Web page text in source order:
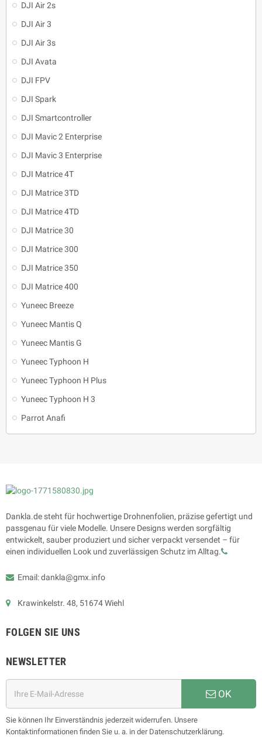
DJI Air 2s
DJI Air 3
DJI Air 3s
DJI Avata
DJI FPV
DJI Spark
DJI Smartcontroller
DJI Mavic 2 Enterprise
DJI Mavic 3 Enterprise
DJI Matrice 4T
DJI Matrice 3TD
DJI Matrice 4TD
DJI Matrice 30
DJI Matrice 300
DJI Matrice 350
DJI Matrice 400
Yuneec Breeze
Yuneec Mantis Q
Yuneec Mantis G
Yuneec Typhoon H
Yuneec Typhoon H Plus
Yuneec Typhoon H 3
Parrot Anafi
Dankla.de steht für hochwertige Drohnenfolien, präzise gefertigt und
passgenau für viele Modelle. Unsere Designs werden sorgfältig
entwickelt, sauber produziert und sicher verpackt versendet – für
einen individuellen Look und zuverlässigen Schutz im Alltag.
Email: dankla@gmx.info
Krawinkelstr. 48, 51674 Wiehl
FOLGEN SIE UNS
NEWSLETTER
OK
Sie können Ihr Einverständnis jederzeit widerrufen. Unsere
Kontaktinformationen finden Sie u. a. in der Datenschutzerklärung.